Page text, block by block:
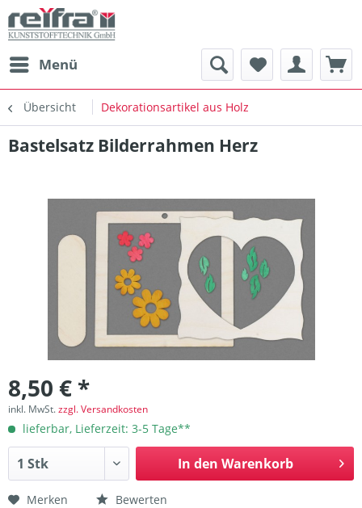
Menü
Übersicht Dekorationsartikel aus Holz
Bastelsatz Bilderrahmen Herz
8,50 € *
inkl. MwSt.zzgl. Versandkosten
lieferbar, Lieferzeit: 3-5 Tage**
In den Warenkorb
Merken Bewerten